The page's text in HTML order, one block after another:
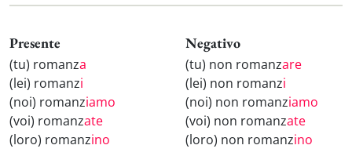
Presente
(tu) romanza
(lei) romanzi
(noi) romanziamo
(voi) romanzate
(loro) romanzino
Negativo
(tu) non romanzare
(lei) non romanzi
(noi) non romanziamo
(voi) non romanzate
(loro) non romanzino